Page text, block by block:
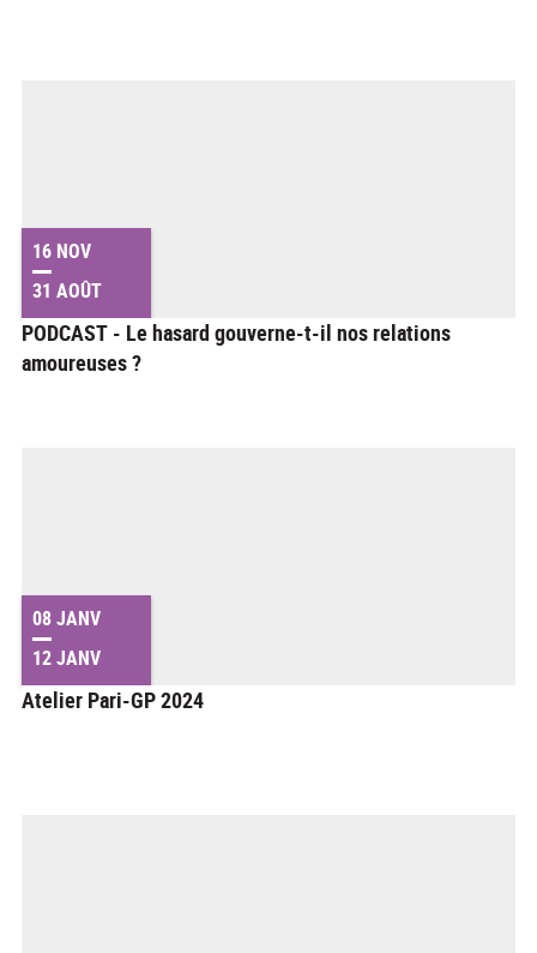
16 NOV
31 AOÛT
PODCAST - Le hasard gouverne-t-il nos relations
amoureuses ?
08 JANV
12 JANV
Atelier Pari-GP 2024